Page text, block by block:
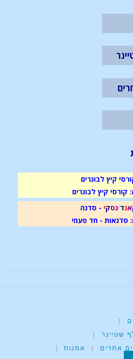
קיץ לבוגרים
קורסי קיץ לבוגרים
אנדינסקי - סדנה
סדנאות - חד פעמי
שטיינר
אחרים
אמנות